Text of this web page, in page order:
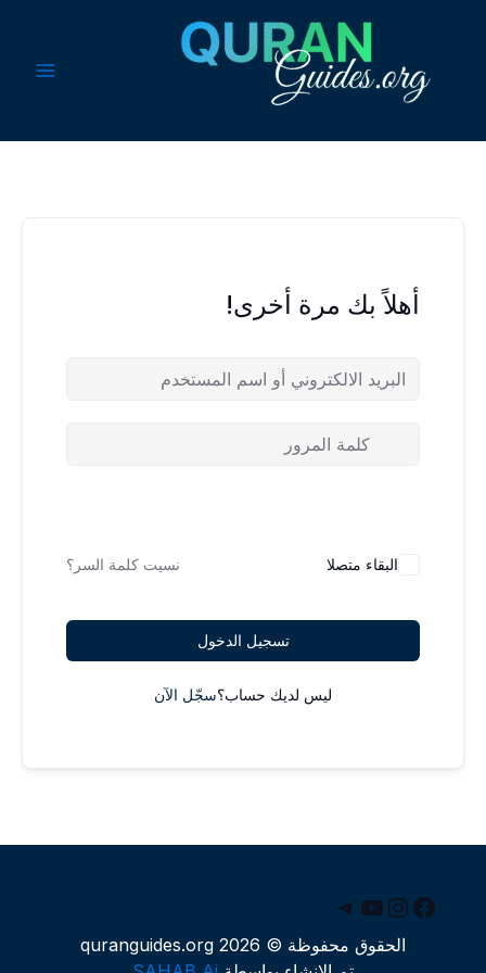
أهلاً بك مرة أخرى!
البقاء متصلا نسيت كلمة السر؟
تسجيل الدخول
ليس لديك حساب؟سجّل الآن
فيسبوكإنستجرام
يوتيوب
تيليجرام
الحقوق محفوظة © 2026 quranguides.org